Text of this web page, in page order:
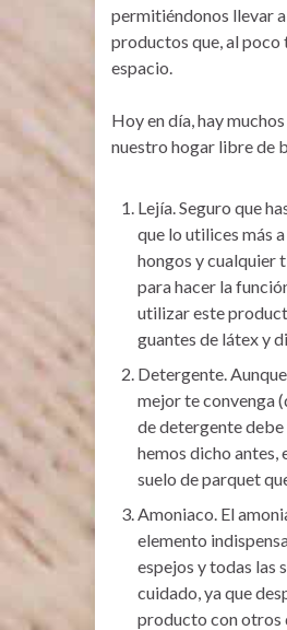
permitiéndonos llevar
productos que, al poco
espacio.
Hoy en día, hay
nuestro hogar libre de
Lejía. Seguro que
que lo utilices más
hongos y cualquier
para hacer la
utilizar este
guantes de látex y
Detergente.
mejor te convenga
de detergente debe
hemos dicho antes,
suelo de parquet
Amoniaco. El
elemento
espejos y todas las
cuidado, ya que
producto con otros